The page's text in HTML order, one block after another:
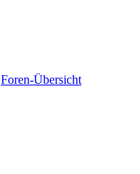
Foren-Übersicht